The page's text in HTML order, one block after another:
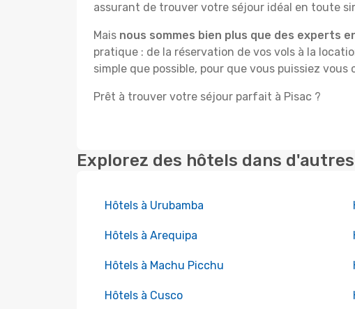
assurant de trouver votre séjour idéal en toute
Mais nous sommes bien plus que des experts
pratique : de la réservation de vos vols à la
simple que possible, pour que vous puissiez
Prêt à trouver votre séjour parfait à Pisac ?
Explorez des hôtels dans
Hôtels à Urubamba
Hôtels à Arequipa
Hôtels à Machu Picchu
Hôtels à Cusco